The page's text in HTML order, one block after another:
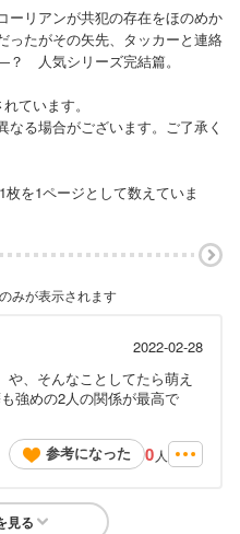
ーリアンが共犯の存在をほのめか
ったがその矢先、タッカーと連絡
人気シリーズ完結篇。
ています。
る場合がございます。ご了承く
枚を1ページとして数えていま
みが表示されます
2022-02-28
、そんなことしてたら萌え
強めの2人の関係が最高で
参考になった
0 人
見る